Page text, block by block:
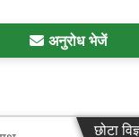
अनुरोध भेजें
छोटा